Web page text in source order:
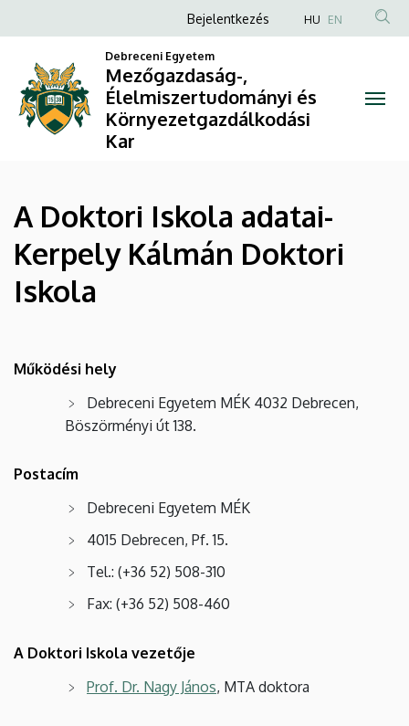
Doktori
Iskola
adatai-
Kálmán
Doktori
Iskola
Mezőgazdaság-,
Élelmiszertudományi
Környezetgazdálkodási
a
Anonim
fiók
menüje
Bejelentkezés HU EN
Debreceni Egyetem
Mezőgazdaság-,
Élelmiszertudományi és
Környezetgazdálkodási
Kar
A Doktori Iskola adatai-
Kerpely Kálmán Doktori
Iskola
Működési hely
Debreceni Egyetem MÉK 4032 Debrecen,
Böszörményi út 138.
Postacím
Debreceni Egyetem MÉK
4015 Debrecen, Pf. 15.
Tel.: (+36 52) 508-310
Fax: (+36 52) 508-460
A Doktori Iskola vezetője
Prof. Dr. Nagy János, MTA doktora